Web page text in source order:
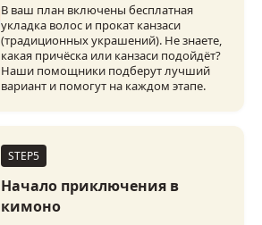
В ваш план включены бесплатная
укладка волос и прокат канзаси
(традиционных украшений). Не знаете,
какая причёска или канзаси подойдёт?
Наши помощники подберут лучший
вариант и помогут на каждом этапе.
STEP5
Начало приключения в
кимоно